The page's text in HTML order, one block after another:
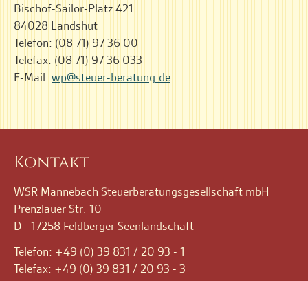
Bischof-Sailor-Platz 421
84028 Landshut
Telefon: (08 71) 97 36 00
Telefax: (08 71) 97 36 033
E-Mail: wp@steuer-beratung.de
Kontakt
WSR Mannebach Steuerberatungsgesellschaft mbH
Prenzlauer Str. 10
D - 17258 Feldberger Seenlandschaft
Telefon: +49 (0) 39 831 / 20 93 - 1
Telefax: +49 (0) 39 831 / 20 93 - 3